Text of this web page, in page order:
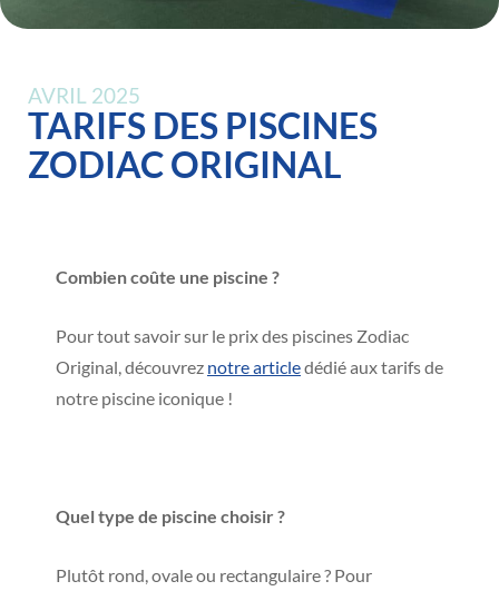
AVRIL 2025
TARIFS DES PISCINES
ZODIAC ORIGINAL
Combien coûte une piscine ?
Pour tout savoir sur le prix des piscines Zodiac
Original, découvrez notre articledédié aux tarifs de
notre piscine iconique !
Quel type de piscine choisir ?
Plutôt rond, ovale ou rectangulaire ? Pour